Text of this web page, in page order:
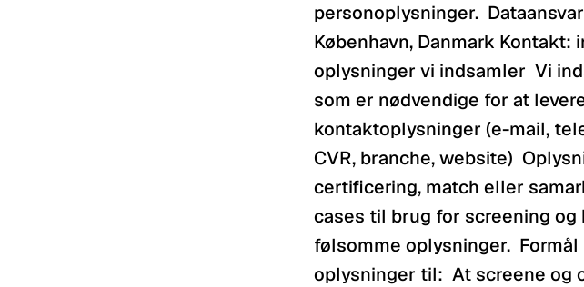
personoplysninger.
København, Danmark Kontakt:
oplysninger vi indsamler  Vi
som er nødvendige for at
kontaktoplysninger (e-mail,
CVR, branche, website)
certificering, match eller
cases til brug for screening
følsomme oplysninger.
oplysninger til:  At screene og